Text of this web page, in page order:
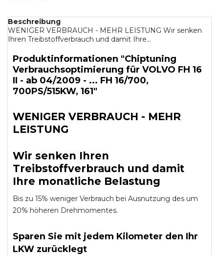
Beschreibung
WENIGER VERBRAUCH - MEHR LEISTUNG Wir senken
Ihren Treibstoffverbrauch und damit Ihre...
Produktinformationen "Chiptuning
Verbrauchsoptimierung für VOLVO FH 16
II - ab 04/2009 - ... FH 16/700,
700PS/515KW, 161"
WENIGER VERBRAUCH - MEHR
LEISTUNG
Wir senken Ihren
Treibstoffverbrauch und damit
Ihre monatliche Belastung
Bis zu 15% weniger Verbrauch bei Ausnutzung des um
20% höheren Drehmomentes.
Sparen Sie mit jedem Kilometer den Ihr
LKW zurücklegt